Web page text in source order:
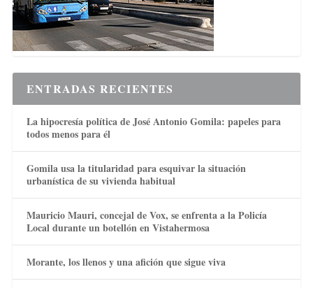
ENTRADAS RECIENTES
La hipocresía política de José Antonio Gomila: papeles para
todos menos para él
Gomila usa la titularidad para esquivar la situación
urbanística de su vivienda habitual
Mauricio Mauri, concejal de Vox, se enfrenta a la Policía
Local durante un botellón en Vistahermosa
Morante, los llenos y una afición que sigue viva